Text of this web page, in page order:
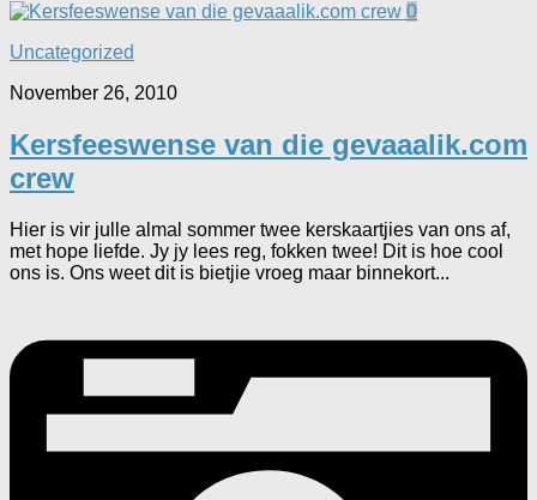
0
Uncategorized
November 26, 2010
Kersfeeswense van die gevaaalik.com
crew
Hier is vir julle almal sommer twee kerskaartjies van ons af,
met hope liefde. Jy jy lees reg, fokken twee! Dit is hoe cool
ons is. Ons weet dit is bietjie vroeg maar binnekort...